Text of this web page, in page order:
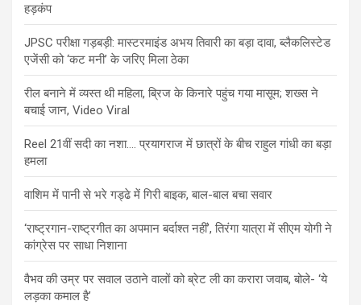
हड़कंप
JPSC परीक्षा गड़बड़ी: मास्टरमाइंड अभय तिवारी का बड़ा दावा, ब्लैकलिस्टेड
एजेंसी को ‘कट मनी’ के जरिए मिला ठेका
रील बनाने में व्यस्त थी महिला, ब्रिज के किनारे पहुंच गया मासूम; शख्स ने
बचाई जान, Video Viral
Reel 21वीं सदी का नशा…. प्रयागराज में छात्रों के बीच राहुल गांधी का बड़ा
हमला
वाशिम में पानी से भरे गड्ढे में गिरी बाइक, बाल-बाल बचा सवार
‘राष्ट्रगान-राष्ट्रगीत का अपमान बर्दाश्त नहीं’, तिरंगा यात्रा में सीएम योगी ने
कांग्रेस पर साधा निशाना
वैभव की उम्र पर सवाल उठाने वालों को ब्रेट ली का करारा जवाब, बोले- ‘ये
लड़का कमाल है’